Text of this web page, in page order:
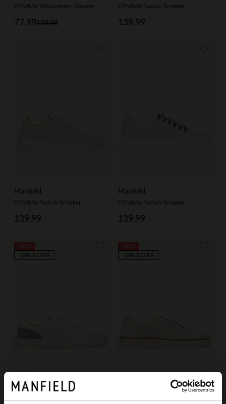
Offwhite Veloursleder-Sneaker
129.98
77.99
Offwhite Nubuk-Sneaker
139.99
Manfield
Offwhite Nubuk-Sneaker
139.99
Manfield
Offwhite Nubuk-Sneaker
139.99
Manfield
Offwhite Ledersneaker
-10% EXTRA
Offwhite Ledersneaker
-10% EXTRA